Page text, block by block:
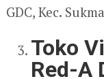
GDC, Kec.
Toko
Red-A